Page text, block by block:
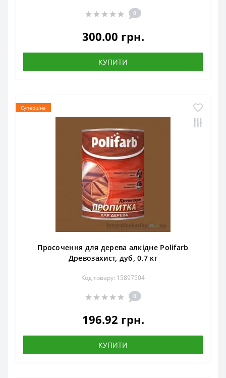
0
300.00 грн.
КУПИТИ
Суперціна
Просочення для дерева алкідне Polifarb
Древозахист, дуб, 0.7 кг
Код товару: 15897504
0
196.92 грн.
КУПИТИ